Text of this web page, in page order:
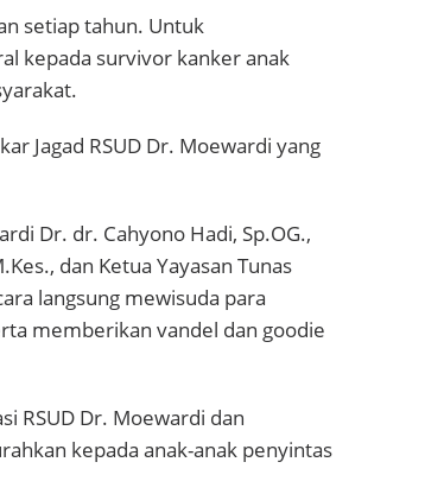
setiap tahun. Untuk
kepada survivor kanker anak
Jagad RSUD Dr. Moewardi yang
Dr. dr. Cahyono Hadi, Sp.OG.,
dan Ketua Yayasan Tunas
langsung mewisuda para
memberikan vandel dan goodie
RSUD Dr. Moewardi dan
kepada anak-anak penyintas